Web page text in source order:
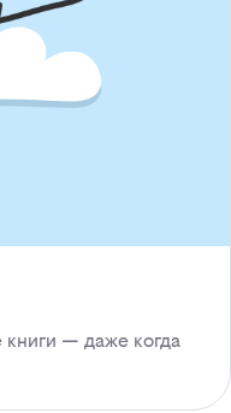
книги — даже когда